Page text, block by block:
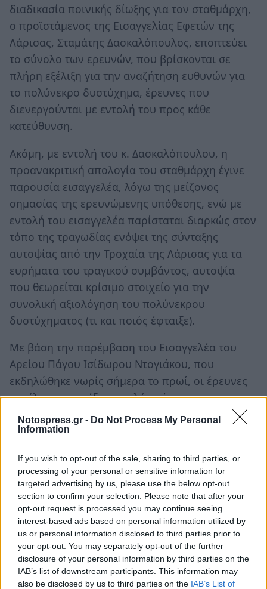
Notospress.gr - Do Not Process My Personal
Information
If you wish to opt-out of the sale, sharing to third parties, or
processing of your personal or sensitive information for
targeted advertising by us, please use the below opt-out
section to confirm your selection. Please note that after your
opt-out request is processed you may continue seeing
interest-based ads based on personal information utilized by
us or personal information disclosed to third parties prior to
your opt-out. You may separately opt-out of the further
disclosure of your personal information by third parties on the
IAB’s list of downstream participants. This information may
also be disclosed by us to third parties on the IAB’s List of
διαδικασία ποινικής δίωξης για τον σταθμάρχη,
ο προϊστάμενος της Εισαγγελίας Εφετών της
Λάρισας, Σταμάτης Δασκαλόπουλος, εποπτεύει
το σύνολο των ερευνών, που βρίσκονται σε
πλήρη εξέλιξη για την αναζήτηση ευθυνών για
το πολύνεκρο δυστύχημα, έρευνες που
διενεργούνται με εντολή του προς κάθε
κατεύθυνση.
Ακόμη, με εντολή του κ. Δασκαλόπουλου, η
προανακριτική απολογία του σταθμάρχη έγινε
παρουσία εισαγγελέα, λόγω της μείζονος
σημασίας της ερευνώμενης υπόθεσης, ενώ με
εντολή του εισαγγελέα παρίσταται διαρκώς στον
τόπο της τραγωδίας ενόψει της σύνταξης
αυτοψίας από την Τροχαία της Λάρισας για τα
ευρήματα του τραγικού συμβάντος, αυτοψία
που θεωρείται κρίσιμο στοιχείο για την
συνολική αξιολόγηση του πολύνεκρου
δυστύχηματος (τι και ποιός έφταιξε).
Με βάση την παρέμβαση του Εισαγγελέα του
Αρείου Πάγου Ισίδωρου Ντογιάκου, που
εκδηλώθηκε νωρίς σήμερα το πρωί, οι έρευνες
οφείλουν να τρέξουν πολύ γρήγορα και προς
κάθε κατεύθυνση για να δοθούν
εμπεριστατωμένες απαντήσεις για τις ευθύνες
Ακολουθήστε τοnotospress.grστο Google News και
μάθετε πρώτοιόλες τις ειδήσεις
TAGS: ΔΥΣΤΥΧΗΜΑ ΤΕΜΠΗ
ΤΕΜΠΗ
ΣΥΓΚΡΟΥΣΗ ΤΡΕΝΩΝ
ΣΤΑΘΜΑΡΧΗΣ ΟΣΕ
ΝΕΚΡΟΙ
ΛΑΡΙΣΑ
ΤΡΑΓΩΔΙΑ